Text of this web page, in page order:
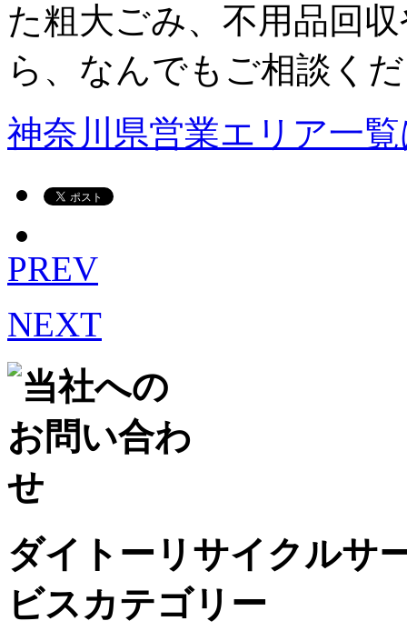
た粗大ごみ、不用品回
ら、なんでもご相談く
神奈川県営業エリア一
PREV
NEXT
ダイトーリサイクルサ
ビスカテゴリー